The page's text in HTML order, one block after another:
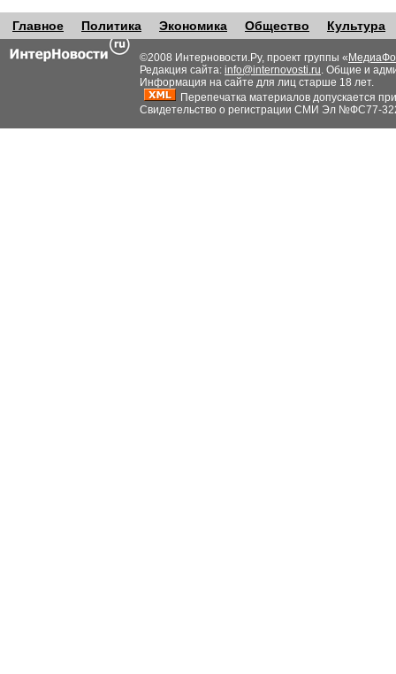
Главное Политика Экономика Общество Культура
©2008 Интерновости.Ру, проект группы «
Редакция сайта: info@internovosti.ru. Общие и
Информация на сайте для лиц старше 18 лет.
Перепечатка материалов допускается
Свидетельство о регистрации СМИ Эл №ФС77-